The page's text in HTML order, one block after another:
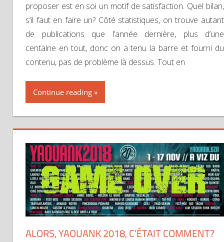
proposer est en soi un motif de satisfaction. Quel bilan,
s’il faut en faire un? Côté statistiques, on trouve autant
de publications que l’année dernière, plus d’une
centaine en tout, donc on a tenu la barre et fourni du
contenu, pas de problème là dessus. Tout en
Continue reading
ALORS, YAOUANK 2018, C’ÉTAIT COMMENT?